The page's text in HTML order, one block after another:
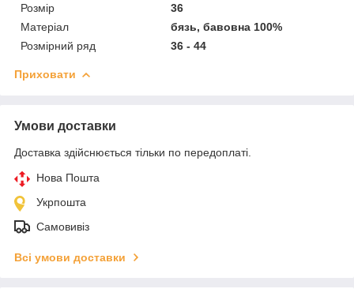
Розмір
36
Матеріал
бязь, бавовна 100%
Розмірний ряд
36 - 44
Приховати
Умови доставки
Доставка здійснюється тільки по передоплаті.
Нова Пошта
Укрпошта
Самовивіз
Всі умови доставки